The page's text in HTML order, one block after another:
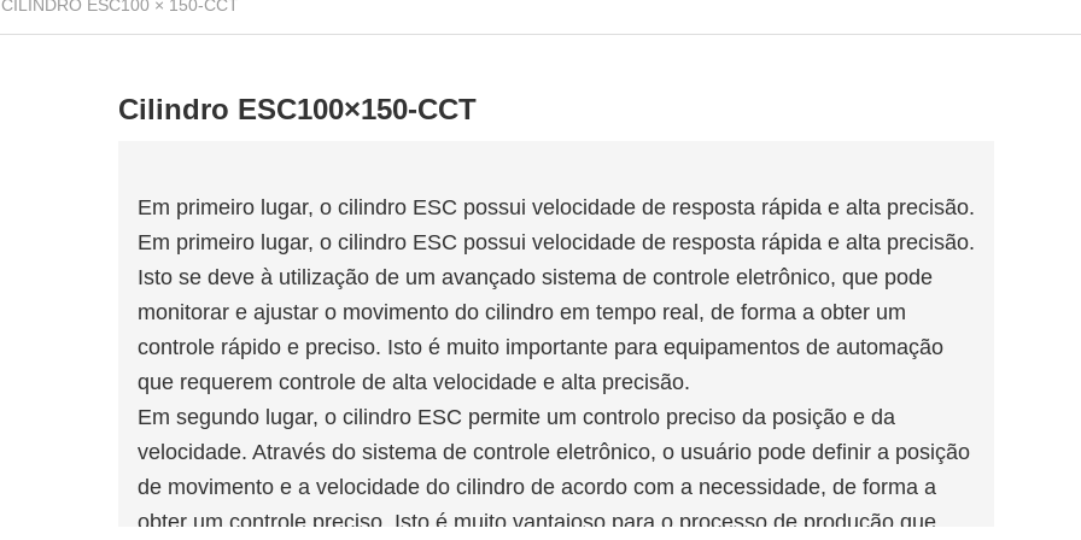
CILINDRO ESC100 × 150-CCT
Cilindro ESC100×150-CCT
Em primeiro lugar, o cilindro ESC possui velocidade de resposta rápida e alta precisão.
Em primeiro lugar, o cilindro ESC possui velocidade de resposta rápida e alta precisão.
Isto se deve à utilização de um avançado sistema de controle eletrônico, que pode
monitorar e ajustar o movimento do cilindro em tempo real, de forma a obter um
controle rápido e preciso. Isto é muito importante para equipamentos de automação
que requerem controle de alta velocidade e alta precisão.
Em segundo lugar, o cilindro ESC permite um controlo preciso da posição e da
velocidade. Através do sistema de controle eletrônico, o usuário pode definir a posição
de movimento e a velocidade do cilindro de acordo com a necessidade, de forma a
obter um controle preciso. Isto é muito vantajoso para o processo de produção que